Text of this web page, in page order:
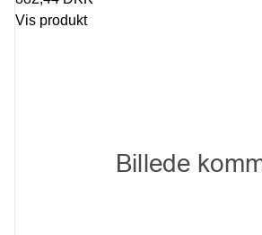
Vis produkt